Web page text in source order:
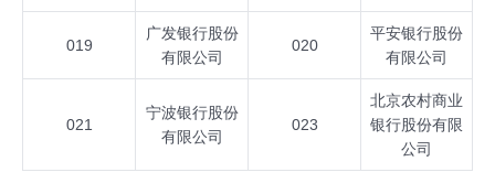
019
广发银行股份
有限公司
020
平安银行股份
有限公司
021
宁波银行股份
有限公司
023
北京农村商业
银行股份有限
公司